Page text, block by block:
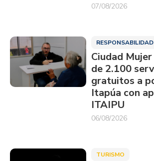
07/08/2026
Ciudad
de 2.100
gratuitos a
Itapúa con
ITAIPU
06/08/2026
TURISMO